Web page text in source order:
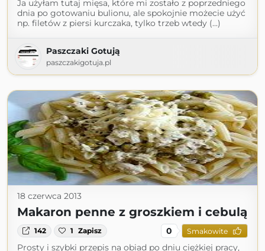
Ja użyłam tutaj mięsa, które mi zostało z poprzedniego
dnia po gotowaniu bulionu, ale spokojnie możecie użyć
np. filetów z piersi kurczaka, tylko trzeb wtedy (...)
Paszczaki Gotują
paszczakigotuja.pl
18 czerwca 2013
Makaron penne z groszkiem i cebulą
142 1 Zapisz 0 Smakowite
Prosty i szybki przepis na obiad po dniu ciężkiej pracy,